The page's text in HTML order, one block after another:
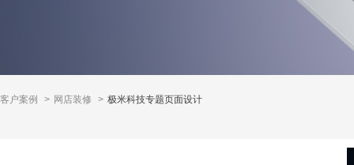
客户案例 > 网店装修 > 极米科技专题页面设计